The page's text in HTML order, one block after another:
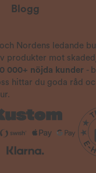
Blogg
Nordens ledande
produkter mot
000+ nöjda kunder -
hittar du goda råd